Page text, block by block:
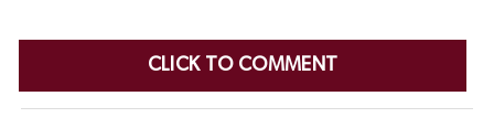
CLICK TO COMMENT